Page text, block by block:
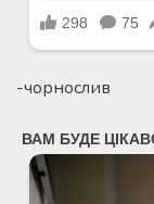
-чорнослив